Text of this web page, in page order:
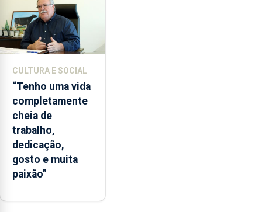
CULTURA E SOCIAL
“Tenho uma vida
completamente
cheia de
trabalho,
dedicação,
gosto e muita
paixão”